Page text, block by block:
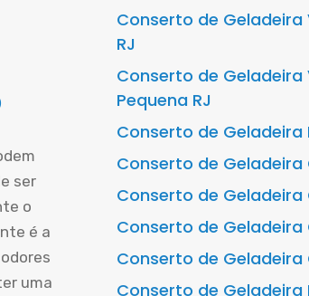
ser
o
é a
uma
Conserto de Geladeira
RJ
Conserto de Geladeira
Pequena RJ
Conserto de Geladeira
Conserto de Geladeira
Conserto de Geladeira
Conserto de Geladeira
Conserto de Geladeira
Conserto de Geladeira